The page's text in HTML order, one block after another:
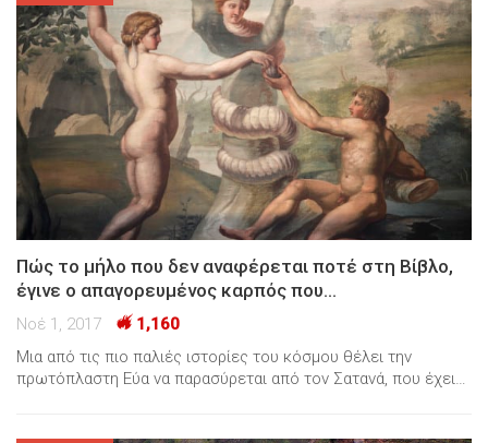
Πώς το μήλο που δεν αναφέρεται ποτέ στη Βίβλο,
έγινε ο απαγορευμένος καρπός που…
Νοέ 1, 2017
1,160
Μια από τις πιο παλιές ιστορίες του κόσμου θέλει την
πρωτόπλαστη Εύα να παρασύρεται από τον Σατανά, που έχει…